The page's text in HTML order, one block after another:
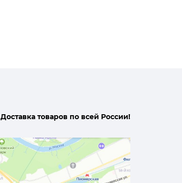
Доставка товаров по всей России!